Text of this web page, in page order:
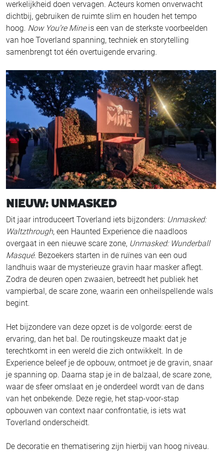
werkelijkheid doen vervagen. Acteurs komen onverwacht
dichtbij, gebruiken de ruimte slim en houden het tempo
hoog. Now You’re Mineis een van de sterkste voorbeelden
van hoe Toverland spanning, techniek en storytelling
samenbrengt tot één overtuigende ervaring.
NIEUW: UNMASKED
Dit jaar introduceert Toverland iets bijzonders: Unmasked:
Waltzthrough, een Haunted Experience die naadloos
overgaat in een nieuwe scare zone, Unmasked: Wunderball
Masqué. Bezoekers starten in de ruïnes van een oud
landhuis waar de mysterieuze gravin haar masker aflegt.
Zodra de deuren open zwaaien, betreedt het publiek het
vampierbal, de scare zone, waarin een onheilspellende wals
begint.
Het bijzondere van deze opzet is de volgorde: eerst de
ervaring, dan het bal. De routingskeuze maakt dat je
terechtkomt in een wereld die zich ontwikkelt. In de
Experience beleef je de opbouw, ontmoet je de gravin, snaar
je spanning op. Daarna stap je in de balzaal, de scare zone,
waar de sfeer omslaat en je onderdeel wordt van de dans
van het onbekende. Deze regie, het stap-voor-stap
opbouwen van context naar confrontatie, is iets wat
Toverland onderscheidt.
De decoratie en thematisering zijn hierbij van hoog niveau.